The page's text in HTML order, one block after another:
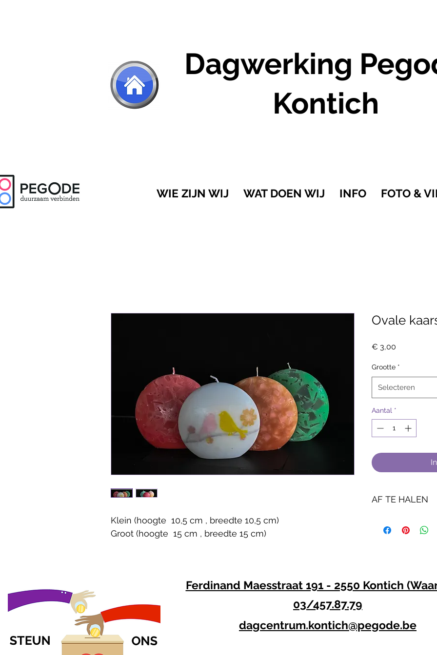
Dagwerking
Kontich
WIE ZIJN WIJ WAT DOEN WIJ INFO FOTO &
Klein (hoogte  10,5 cm , breedte 10,5 cm)
Groot (hoogte  15 cm , breedte 15 cm)
Ovale
€ 3,00
Grootte *
Selecteren
Aantal *
AF TE HALEN
tussen 10u en 16u in
Ferdinand Maesstraat 191 - 2550 Kontich
03/457.87.79
dagcentrum.kontich@pegode.be